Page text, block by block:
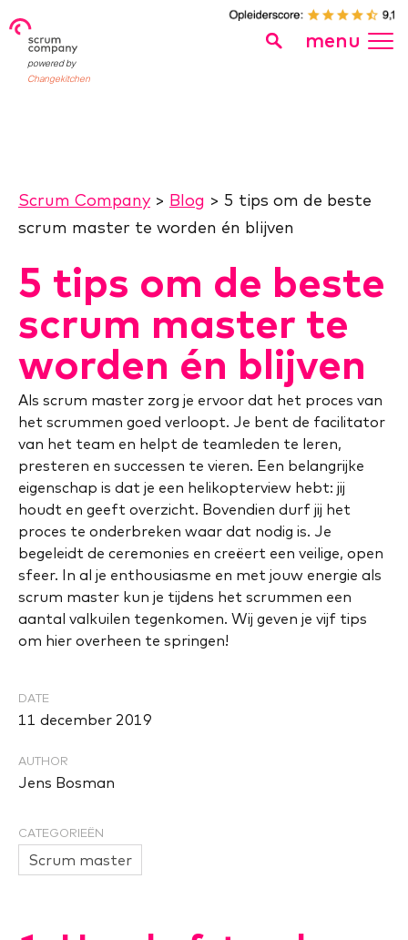
powered by
Changekitchen
menu
Scrum Company> Blog > 5 tips om de beste
scrum master te worden én blijven
5 tips om de beste
scrum master te
worden én blijven
Als scrum master zorg je ervoor dat het proces van
het scrummen goed verloopt. Je bent de facilitator
van het team en helpt de teamleden te leren,
presteren en successen te vieren. Een belangrijke
eigenschap is dat je een helikopterview hebt: jij
houdt en geeft overzicht. Bovendien durf jij het
proces te onderbreken waar dat nodig is. Je
begeleidt de ceremonies en creëert een veilige, open
sfeer. In al je enthousiasme en met jouw energie als
scrum master kun je tijdens het scrummen een
aantal valkuilen tegenkomen. Wij geven je vijf tips
om hier overheen te springen!
DATE
11 december 2019
AUTHOR
Jens Bosman
CATEGORIEËN
Scrum master